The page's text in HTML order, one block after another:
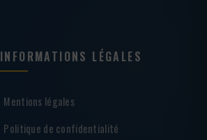
INFORMATIONS LÉGALES
Mentions légales
Politique de confidentialité